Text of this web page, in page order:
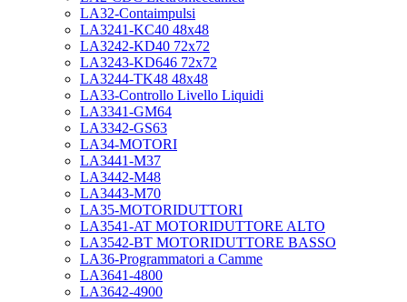
LA32-Contaimpulsi
LA3241-KC40 48x48
LA3242-KD40 72x72
LA3243-KD646 72x72
LA3244-TK48 48x48
LA33-Controllo Livello Liquidi
LA3341-GM64
LA3342-GS63
LA34-MOTORI
LA3441-M37
LA3442-M48
LA3443-M70
LA35-MOTORIDUTTORI
LA3541-AT MOTORIDUTTORE ALTO
LA3542-BT MOTORIDUTTORE BASSO
LA36-Programmatori a Camme
LA3641-4800
LA3642-4900